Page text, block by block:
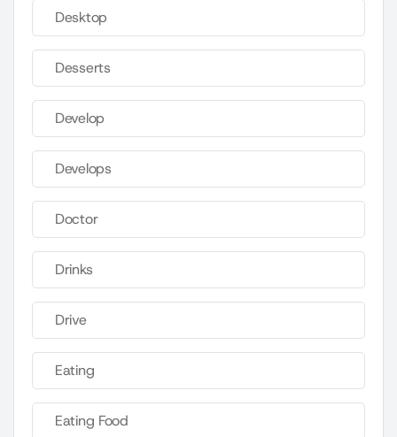
Desktop
Desserts
Develop
Develops
Doctor
Drinks
Drive
Eating
Eating Food